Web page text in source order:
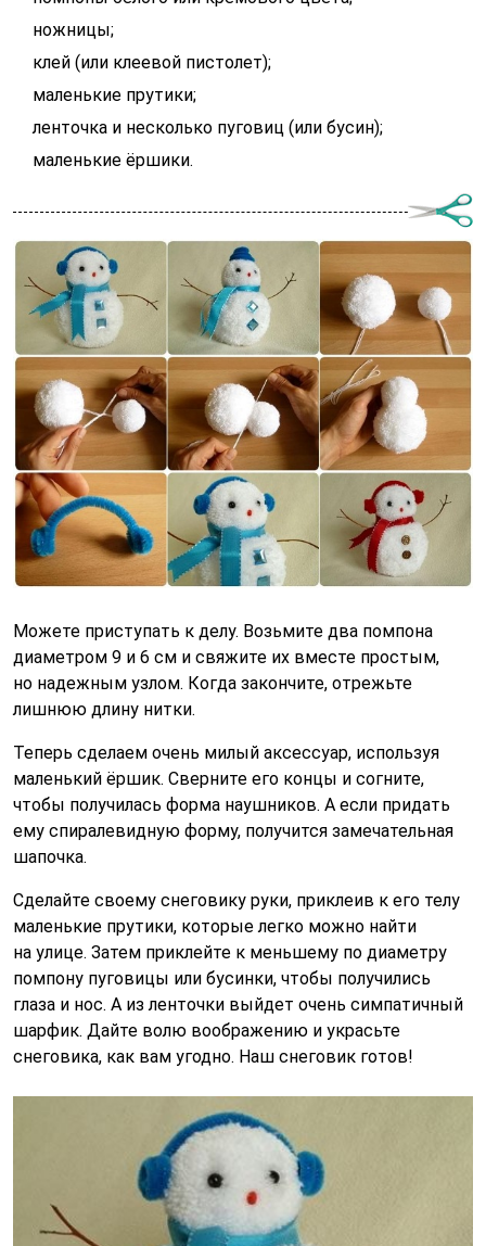
ножницы;
клей (или клеевой пистолет);
маленькие прутики;
ленточка и несколько пуговиц (или бусин);
маленькие ёршики.
Можете приступать к делу. Возьмите два помпона
диаметром 9 и 6 см и свяжите их вместе простым,
но надежным узлом. Когда закончите, отрежьте
лишнюю длину нитки.
Теперь сделаем очень милый аксессуар, используя
маленький ёршик. Сверните его концы и согните,
чтобы получилась форма наушников. А если придать
ему спиралевидную форму, получится замечательная
шапочка.
Сделайте своему снеговику руки, приклеив к его телу
маленькие прутики, которые легко можно найти
на улице. Затем приклейте к меньшему по диаметру
помпону пуговицы или бусинки, чтобы получились
глаза и нос. А из ленточки выйдет очень симпатичный
шарфик. Дайте волю воображению и украсьте
снеговика, как вам угодно. Наш снеговик готов!